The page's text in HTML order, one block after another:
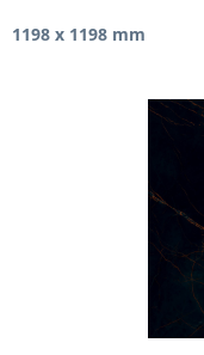
1198 x 1198 mm